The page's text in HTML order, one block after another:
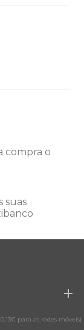
compra o
suas
para as redes móveis)